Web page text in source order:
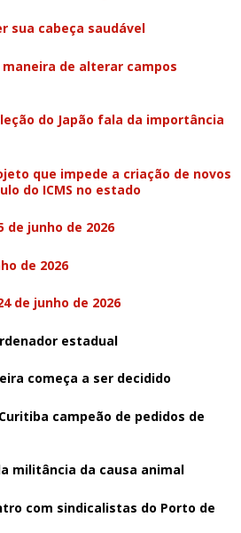
sua cabeça saudável
de alterar campos
do Japão fala da importância
que impede a criação de novos
do ICMS no estado
de junho de 2026
de 2026
de junho de 2026
estadual
começa a ser decidido
campeão de pedidos de
militância da causa animal
com sindicalistas do Porto de